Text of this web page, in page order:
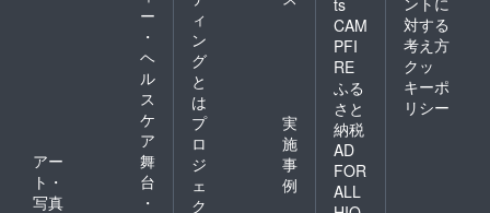
ー
・
ヘ
ル
ス
ケ
ア
アー
ト・
写真
舞
台
・
ィ
ン
グ
と
は
プ
ロ
ジ
ェ
ク
実
施
事
例
ts
CAM
PFI
RE
ふる
さと
納税
AD
FOR
ALL
対する
考え方
クッ
キーポ
リシー